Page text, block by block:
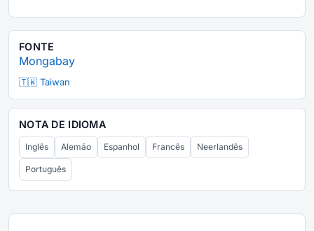
FONTE
Mongabay
🇹🇼 Taiwan
NOTA DE IDIOMA
Inglês Alemão Espanhol Francês Neerlandês
Português